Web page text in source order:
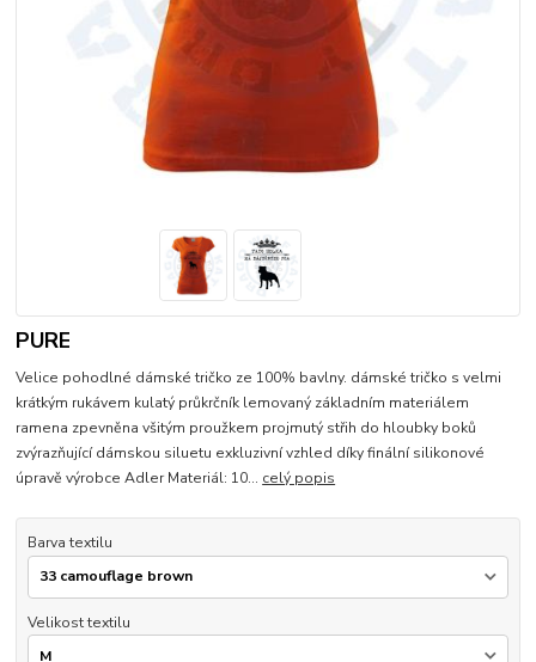
PURE
Velice pohodlné dámské tričko ze 100% bavlny. dámské tričko s velmi
krátkým rukávem kulatý průkrčník lemovaný základním materiálem
ramena zpevněna všitým proužkem projmutý střih do hloubky boků
zvýrazňující dámskou siluetu exkluzivní vzhled díky finální silikonové
úpravě výrobce Adler Materiál: 10... celý popis
Barva textilu
Velikost textilu